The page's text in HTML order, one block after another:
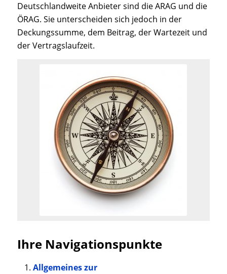
Deutschlandweite Anbieter sind die ARAG und die
ÖRAG. Sie unterscheiden sich jedoch in der
Deckungssumme, dem Beitrag, der Wartezeit und
der Vertragslaufzeit.
Ihre Navigationspunkte
Allgemeines zur